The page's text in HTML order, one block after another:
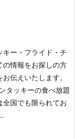
ー・フライド・チ
の情報をお探しの方
伝えいたします。
タッキーの食べ放題
国でも限られてお